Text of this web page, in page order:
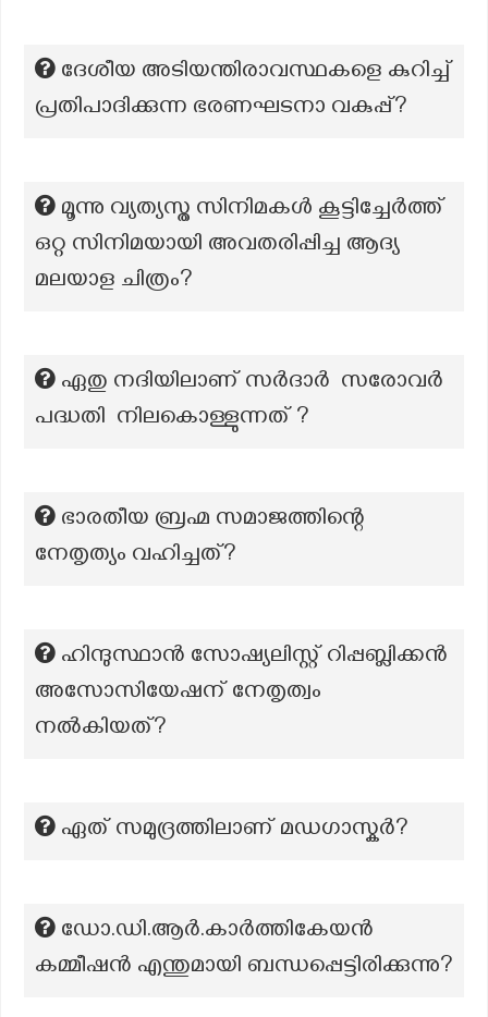
ദേശീയ അടിയന്തിരാവസ്ഥകളെ കുറിച്ച്
പ്രതിപാദിക്കുന്ന ഭരണഘടനാ വകുപ്പ്?
മൂന്നു വ്യത്യസ്ത സിനിമകള്‍ കൂട്ടിച്ചേര്‍ത്ത്
ഒറ്റ സിനിമയായി അവതരിപ്പിച്ച ആദ്യ
മലയാള ചിത്രം?
ഏതു നദിയിലാണ് സർദാർ സരോവർ
പദ്ധതി നിലകൊള്ളുന്നത് ?
ഭാരതീയ ബ്രഹ്മ സമാജത്തിന്റെ
നേതൃത്യം വഹിച്ചത്?
ഹിന്ദുസ്ഥാൻ സോഷ്യലിസ്റ്റ് റിപ്പബ്ലിക്കൻ
അസോസിയേഷന് നേതൃത്വം
നൽകിയത്?
ഏത് സമുദ്രത്തിലാണ് മഡഗാസ്കർ?
ഡോ.ഡി.ആർ.കാർത്തികേയൻ
കമ്മീഷൻ എന്തുമായി ബന്ധപ്പെട്ടിരിക്കുന്നു?